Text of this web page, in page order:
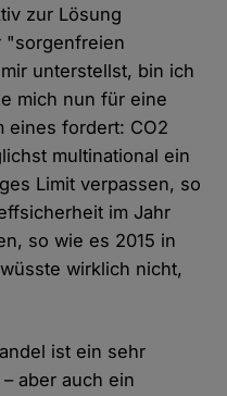
zur Lösung
"sorgenfreien
unterstellst, bin ich
mich nun für eine
eines fordert: CO2
multinational ein
Limit verpassen, so
im Jahr
so wie es 2015 in
wirklich nicht,
ist ein sehr
aber auch ein